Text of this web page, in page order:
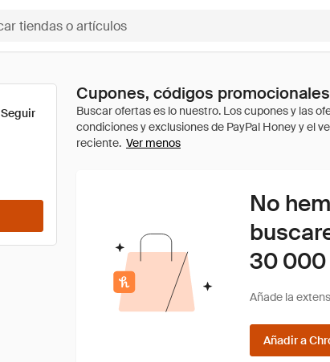
Seguir
Cupones, códigos
Ver menos
No
30 000
Añade la
Añadir a